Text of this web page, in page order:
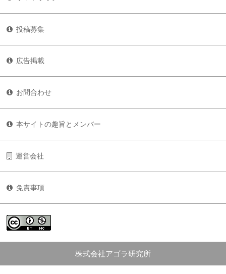
投稿募集
広告掲載
お問合わせ
本サイトの趣旨とメンバー
運営会社
免責事項
株式会社アゴラ研究所